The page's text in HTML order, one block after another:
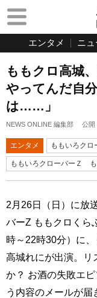
エンタメ ニュ
ももクロ高城
やってんだ自
は……」
NEWS ONLINE 編集部 公開
エンタメ ももいろクロ
ももいろクローバーＺ
2月26日（日）に放
バーZ ももクロくら
時～22時30分）に
高城れにが出演。リ
か？ お酒の失敗エ
う内容のメールが